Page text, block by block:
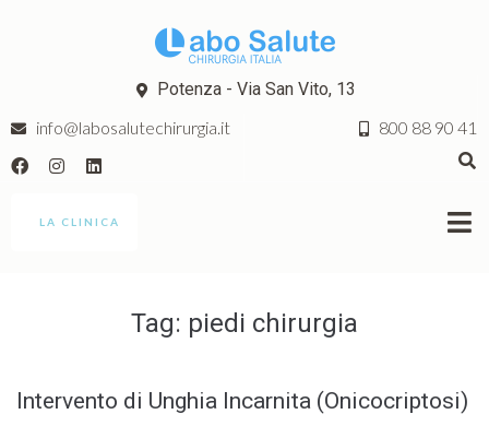
Potenza - Via San Vito, 13
info@labosalutechirurgia.it
800 88 90 41
LA CLINICA
Tag: piedi chirurgia
Intervento di Unghia Incarnita (Onicocriptosi)